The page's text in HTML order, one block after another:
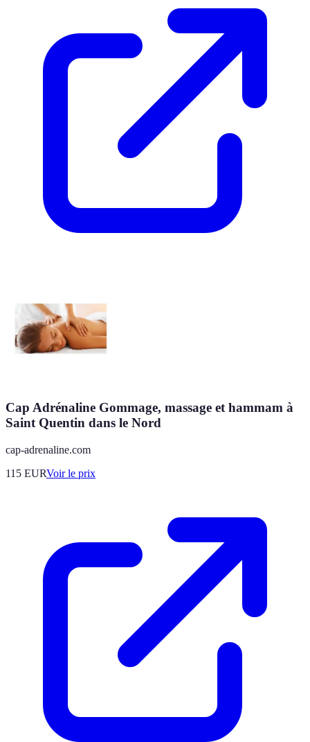
Cap Adrénaline Gommage, massage et hammam à
Saint Quentin dans le Nord
cap-adrenaline.com
115 EURVoir le prix